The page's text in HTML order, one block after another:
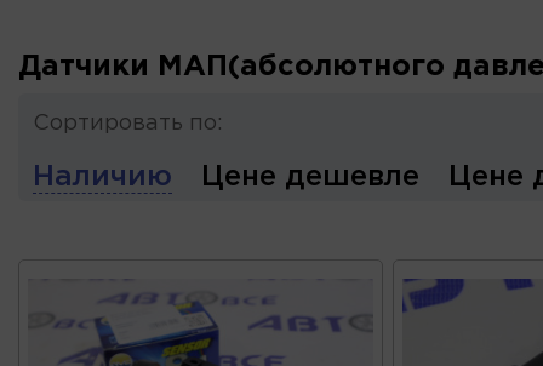
Датчики МАП(абсолютного
Сортировать по:
Наличию Цене дешевле Цене